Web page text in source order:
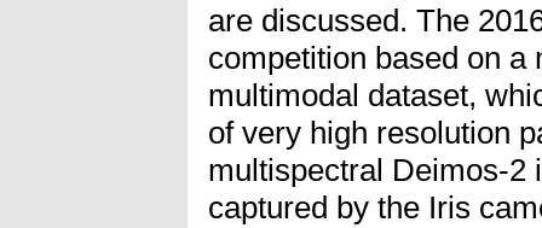
are discussed. The
competition based on a
multimodal dataset,
of very high resolution
multispectral Deimos-2
captured by the Iris